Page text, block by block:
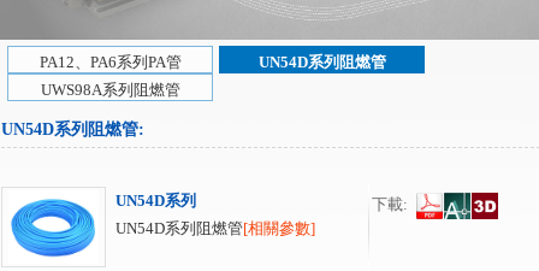
PA12、PA6系列PA管
UN54D系列阻燃管
UWS98A系列阻燃管
UN54D系列阻燃管:
UN54D系列
UN54D系列阻燃管[相關參數]
下載: